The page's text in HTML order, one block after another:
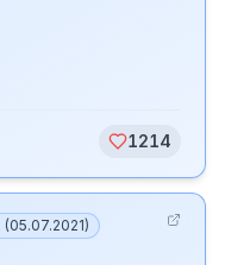
1214
(05.07.2021)